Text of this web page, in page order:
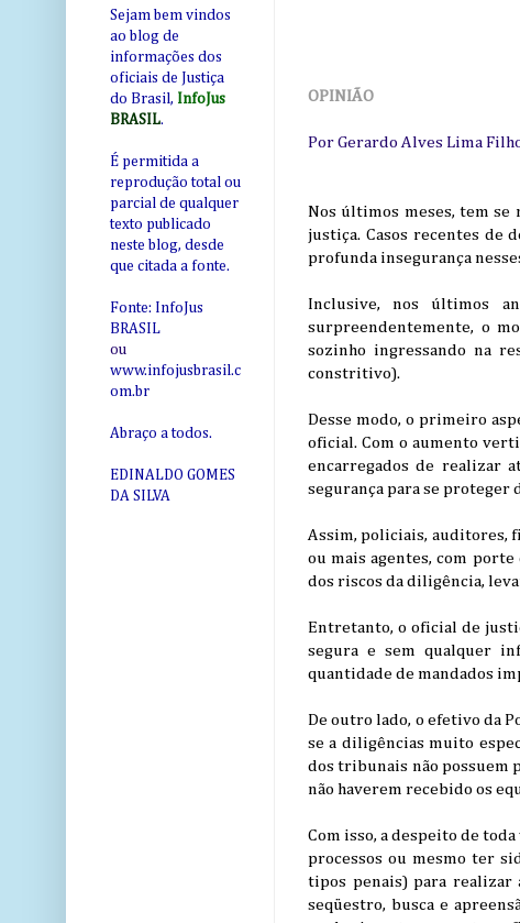
OPINIÃO
Por Gerardo Alves Lima
Nos últimos meses, tem
justiça. Casos recentes de
profunda insegurança
Inclusive, nos últimos
surpreendentemente, o
sozinho ingressando na
constritivo).
Desse modo, o primeiro
oficial. Com o aumento
encarregados de realizar
segurança para se proteger
Assim, policiais, auditores,
ou mais agentes, com
dos riscos da diligência,
Entretanto, o oficial de
segura e sem qualquer
quantidade de mandados
De outro lado, o efetivo da
se a diligências muito
dos tribunais não possuem
não haverem recebido os
Com isso, a despeito de
processos ou mesmo ter
tipos penais) para realizar
seqüestro, busca e
Sejam bem vindos
ao blog de
informações dos
oficiais de Justiça
do Brasil, InfoJus
BRASIL.
É permitida a
reprodução total ou
parcial de qualquer
texto publicado
neste blog, desde
que citada a fonte.
Fonte: InfoJus
BRASIL
ou
www.infojusbrasil.c
om.br
Abraço a todos.
EDINALDO GOMES
DA SILVA